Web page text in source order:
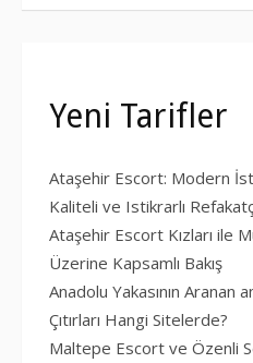
Yeni Tarifler
Ataşehir Escort: Modern
Kaliteli ve Istikrarlı
Ataşehir Escort Kızları ile
Üzerine Kapsamlı Bakış
Anadolu Yakasının Aranan
Çıtırları Hangi Sitelerde?
Maltepe Escort ve Özenli